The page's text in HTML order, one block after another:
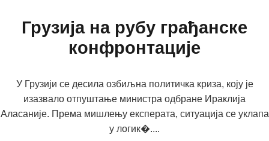
Грузија на рубу грађанске
конфронтације
У Грузији се десила озбиљна политичка криза, коју је
изазвало отпуштање министра одбране Ираклија
Аласаније. Према мишлењу експерата, ситуација се уклапа
у логик�....